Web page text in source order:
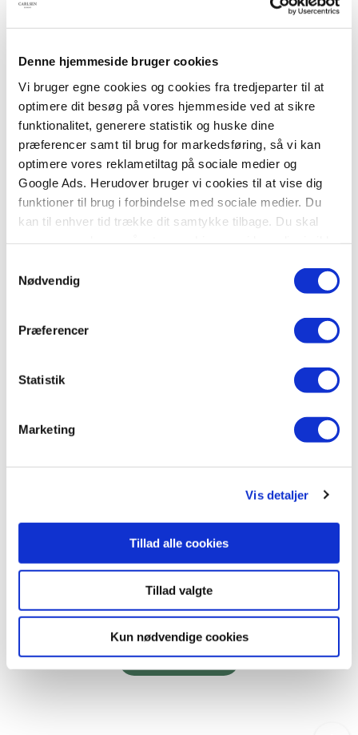
Denne hjemmeside bruger cookies
Vi bruger egne cookies og cookies fra tredjeparter til at
optimere dit besøg på vores hjemmeside ved at sikre
funktionalitet, generere statistik og huske dine
præferencer samt til brug for markedsføring, så vi kan
optimere vores reklametiltag på sociale medier og
Google Ads. Herudover bruger vi cookies til at vise dig
funktioner til brug i forbindelse med sociale medier. Du
kan til enhver tid trække dit samtykke tilbage. Du skal
tilbagetrækker et samtykke.
Nødvendig
Præferencer
Statistik
Marketing
Vis detaljer
Tillad alle cookies
Tillad valgte
Kun nødvendige cookies
Softcover
Kong Carlsen - Den lille lokumsquiz (kolli 5)
Kong Carlsen
Kong Carlsen - Den lille quiz om Danmark (kolli 5)
Kong Carlsen
199,75 KR.
Læs mere